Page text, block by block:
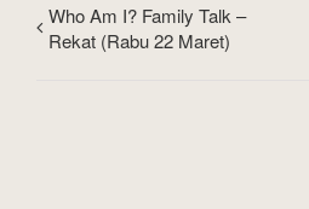
Who Am I? Family Talk –
Rekat (Rabu 22 Maret)